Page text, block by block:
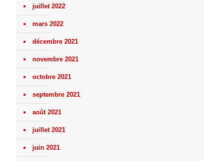
juillet 2022
mars 2022
décembre 2021
novembre 2021
octobre 2021
septembre 2021
août 2021
juillet 2021
juin 2021